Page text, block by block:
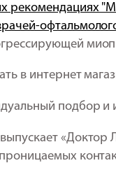
рекомендациях
в интернет
подбор и